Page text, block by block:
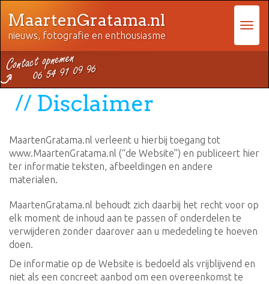
MaartenGratama.nl
nieuws, fotografie en enthousiasme
Disclaimer
MaartenGratama.nl verleent u hierbij toegang tot
www.MaartenGratama.nl (“de Website”) en publiceert hier
ter informatie teksten, afbeeldingen en andere
materialen.
MaartenGratama.nl behoudt zich daarbij het recht voor op
elk moment de inhoud aan te passen of onderdelen te
verwijderen zonder daarover aan u mededeling te hoeven
doen.
De informatie op de Website is bedoeld als vrijblijvend en
niet als een concreet aanbod om een overeenkomst te